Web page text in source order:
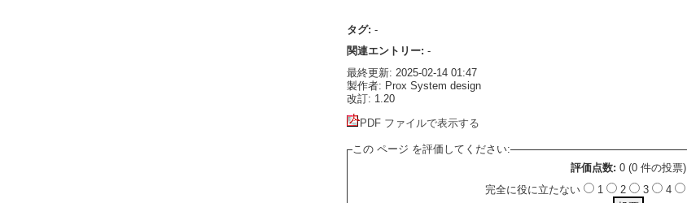
タグ: -
関連エントリー: -
最終更新: 2025-02-14 01:47
製作者: Prox System design
改訂: 1.20
PDF ファイルで表示する
この ページ を評価してください:
評価点数: 0 (0 件の投票)
完全に役に立たない
1 2 3 4